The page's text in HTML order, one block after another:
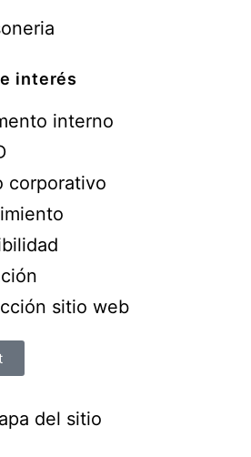
interés
interno
corporativo
sitio web
del sitio